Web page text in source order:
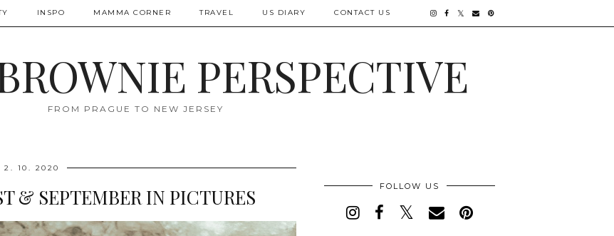
INSPO MAMMA CORNER TRAVEL US DIARY CONTACT US
PERSPECTIVE
FROM PRAGUE TO NEW JERSEY
2. 10. 2020
& SEPTEMBER IN PICTURES FOLLOW US